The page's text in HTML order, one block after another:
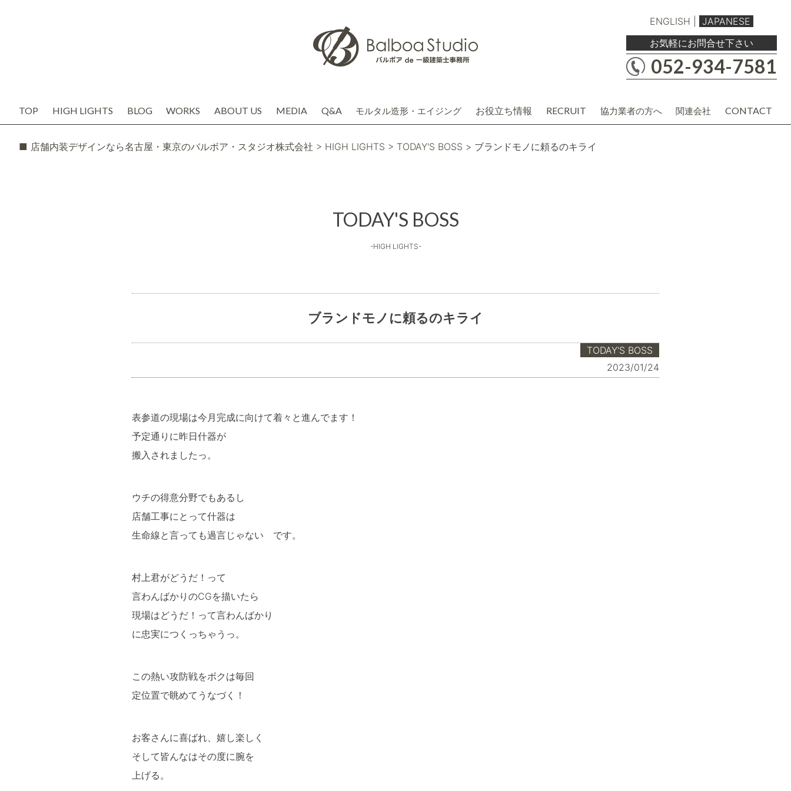
ENGLISH
JAPANESE
お気軽にお問合せ下さい
052-934-7581
TOP HIGH LIGHTS BLOG WORKS ABOUT US MEDIA Q&A モルタル造形・エイジング お役立ち情報 RECRUIT 協力業者の方へ 関連会社 CONTACT
■ 店舗内装デザインなら名古屋・東京のバルボア・スタジオ株式会社 > HIGH LIGHTS > TODAY'S BOSS > ブランドモノに頼るのキライ
TODAY'S BOSS
-HIGH LIGHTS-
ブランドモノに頼るのキライ
TODAY'S BOSS
2023/01/24
表参道の現場は今月完成に向けて着々と進んでます！
予定通りに昨日什器が
搬入されましたっ。
ウチの得意分野でもあるし
店舗工事にとって什器は
生命線と言っても過言じゃない です。
村上君がどうだ！って
言わんばかりのCGを描いたら
現場はどうだ！って言わんばかり
に忠実につくっちゃうっ。
この熱い攻防戦をボクは毎回
定位置で眺めてうなづく！
お客さんに喜ばれ、嬉し楽しく
そして皆んなはその度に腕を
上げる。